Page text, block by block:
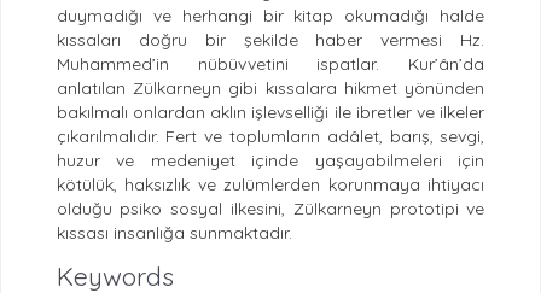
duymadığı ve herhangi bir kitap okumadığı halde
kıssaları doğru bir şekilde haber vermesi Hz.
Muhammed’in nübüvvetini ispatlar. Kur’ân’da
anlatılan Zülkarneyn gibi kıssalara hikmet yönünden
bakılmalı onlardan aklın işlevselliği ile ibretler ve ilkeler
çıkarılmalıdır. Fert ve toplumların adâlet, barış, sevgi,
huzur ve medeniyet içinde yaşayabilmeleri için
kötülük, haksızlık ve zulümlerden korunmaya ihtiyacı
olduğu psiko sosyal ilkesini, Zülkarneyn prototipi ve
kıssası insanlığa sunmaktadır.
Keywords